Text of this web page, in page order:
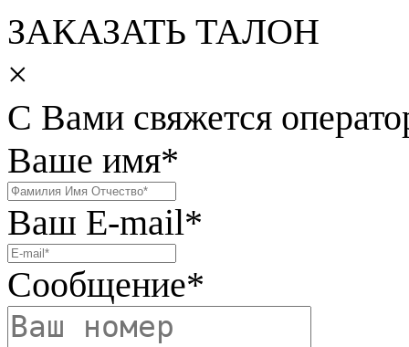
ЗАКАЗАТЬ ТАЛОН
×
С Вами свяжется
Ваше имя*
Ваш E-mail*
Сообщение*